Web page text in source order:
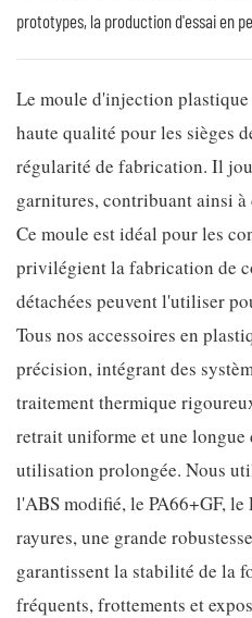
prototypes, la production d'essai en
Le moule d'injection
haute qualité pour les sièges
régularité de fabrication. Il
garnitures, contribuant ainsi
Ce moule est idéal pour les
privilégient la fabrication de
détachées peuvent l'utiliser
Tous nos accessoires en
précision, intégrant des
traitement thermique
retrait uniforme et une
utilisation prolongée. Nous
l'ABS modifié, le PA66+GF,
rayures, une grande
garantissent la stabilité de la
fréquents, frottements et